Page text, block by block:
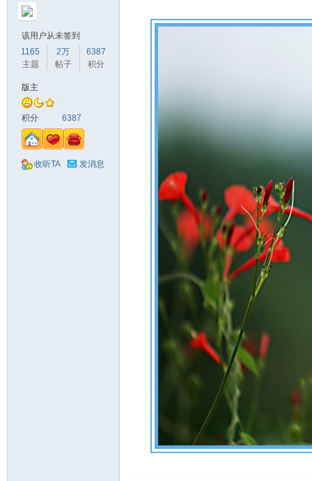
该用户从未签到
1165
主题
2万
帖子
6387
积分
版主
积分 6387
收听TA 发消息